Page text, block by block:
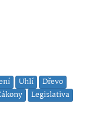
Uhlí
Dřevo
Legislativa